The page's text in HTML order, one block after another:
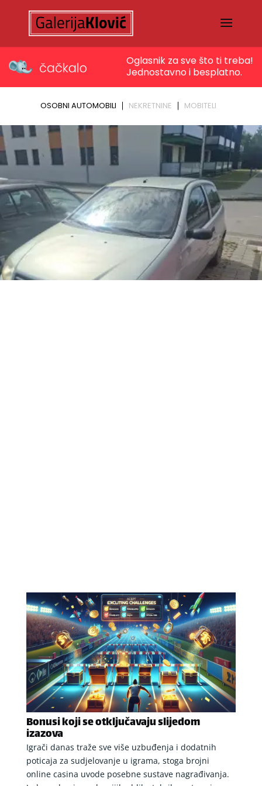
Bonusi koji se otključavaju slijedom
izazova
Igrači danas traže sve više uzbuđenja i dodatnih
poticaja za sudjelovanje u igrama, stoga brojni
online casina uvode posebne sustave nagrađivanja.